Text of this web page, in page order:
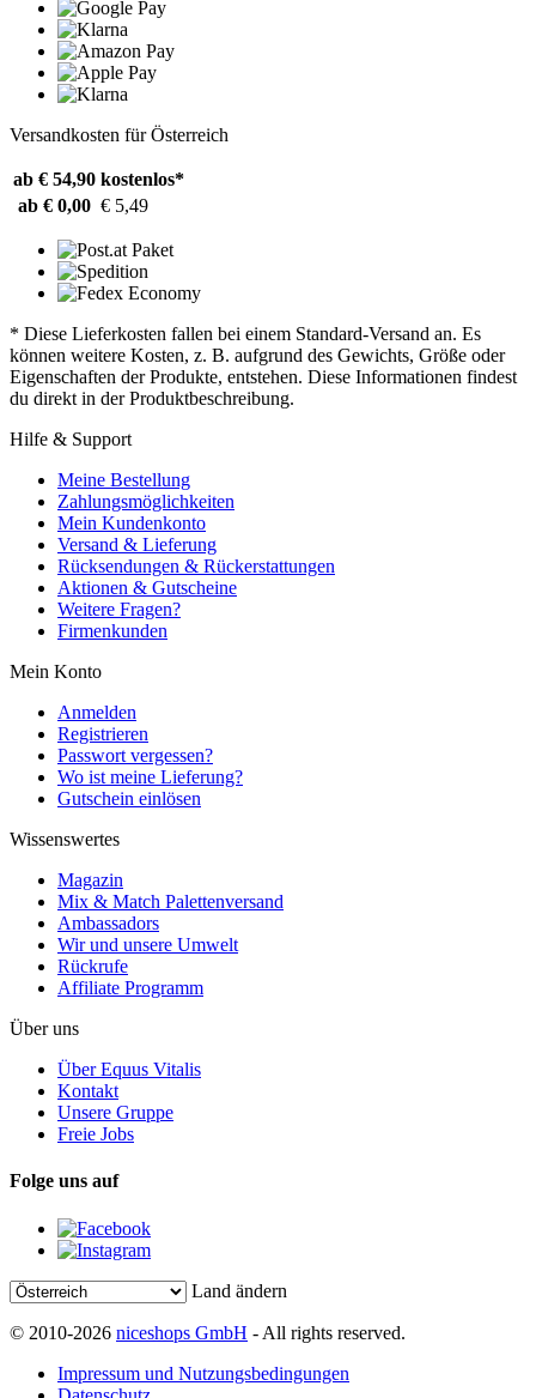
Versandkosten für Österreich
ab € 54,90 kostenlos*
ab € 0,00 € 5,49
* Diese Lieferkosten fallen bei einem Standard-Versand an. Es
können weitere Kosten, z. B. aufgrund des Gewichts, Größe oder
Eigenschaften der Produkte, entstehen. Diese Informationen findest
du direkt in der Produktbeschreibung.
Hilfe & Support
Meine Bestellung
Zahlungsmöglichkeiten
Mein Kundenkonto
Versand & Lieferung
Rücksendungen & Rückerstattungen
Aktionen & Gutscheine
Weitere Fragen?
Firmenkunden
Mein Konto
Anmelden
Registrieren
Passwort vergessen?
Wo ist meine Lieferung?
Gutschein einlösen
Wissenswertes
Magazin
Mix & Match Palettenversand
Ambassadors
Wir und unsere Umwelt
Rückrufe
Affiliate Programm
Über uns
Über Equus Vitalis
Kontakt
Unsere Gruppe
Freie Jobs
Folge uns auf
Land ändern
© 2010-2026 niceshops GmbH - All rights reserved.
Impressum und Nutzungsbedingungen